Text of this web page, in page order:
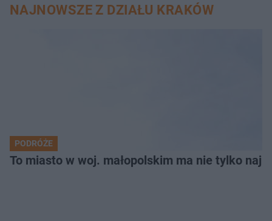
NAJNOWSZE Z DZIAŁU KRAKÓW
PODRÓŻE
To miasto w woj. małopolskim ma nie tylko